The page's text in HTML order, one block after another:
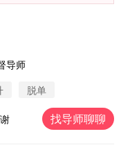
导师
脱单
找导师聊聊
咨询，已获得专属情感方